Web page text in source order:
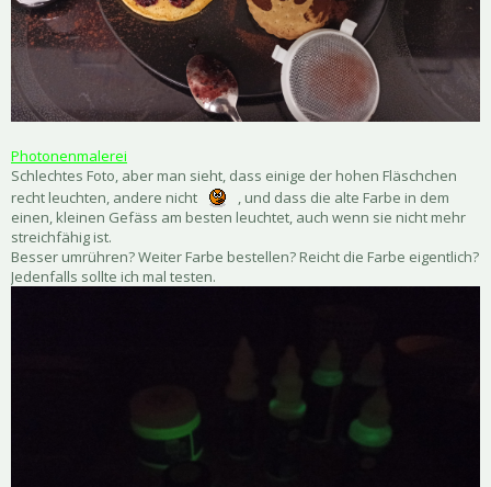
Photonenmalerei
Schlechtes Foto, aber man sieht, dass einige der hohen Fläschchen
recht leuchten, andere nicht
, und dass die alte Farbe in dem
einen, kleinen Gefäss am besten leuchtet, auch wenn sie nicht mehr
streichfähig ist.
Besser umrühren? Weiter Farbe bestellen? Reicht die Farbe eigentlich?
Jedenfalls sollte ich mal testen.